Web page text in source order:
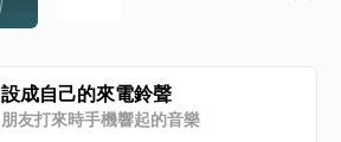
設成自己的來電鈴聲
朋友打來時手機響起的音樂